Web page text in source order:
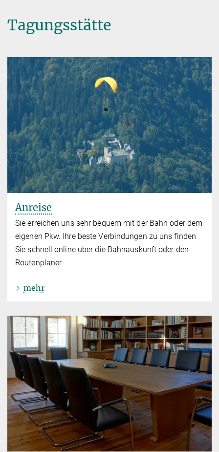
Tagungsstätte
Anreise
Sie erreichen uns sehr bequem mit der Bahn oder dem
eigenen Pkw. Ihre beste Verbindungen zu uns finden
Sie schnell online über die Bahnauskunft oder den
Routenplaner.
mehr